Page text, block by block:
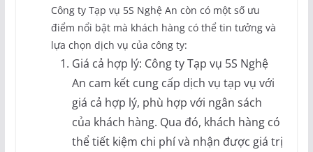
Công ty Tạp vụ 5S Nghệ An còn có một số ưu
điểm nổi bật mà khách hàng có thể tin tưởng và
lựa chọn dịch vụ của công ty:
Giá cả hợp lý: Công ty Tạp vụ 5S Nghệ
An cam kết cung cấp dịch vụ tạp vụ với
giá cả hợp lý, phù hợp với ngân sách
của khách hàng. Qua đó, khách hàng có
thể tiết kiệm chi phí và nhận được giá trị